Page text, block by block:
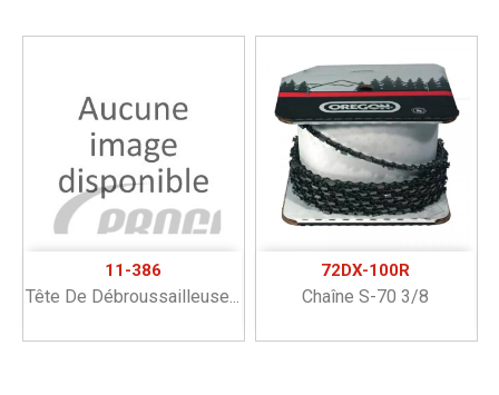
11-386
Tête De Débroussailleuse...
72DX-100R
Chaîne S-70 3/8